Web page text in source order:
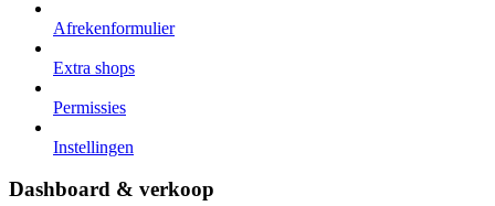
Afrekenformulier
Extra shops
Permissies
Instellingen
Dashboard & verkoop